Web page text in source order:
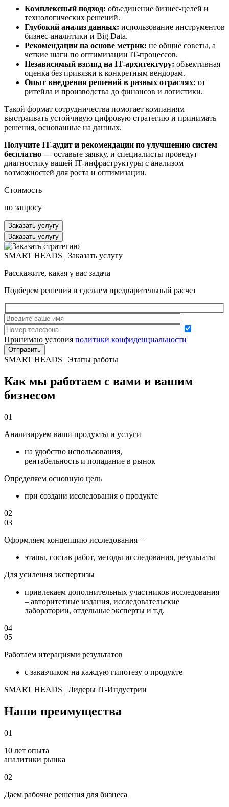
Комплексный подход: объединение бизнес-целей и
технологических решений.
Глубокий анализ данных: использование инструментов
бизнес-аналитики и Big Data.
Рекомендации на основе метрик: не общие советы, а
четкие шаги по оптимизации IT-процессов.
Независимый взгляд на IT-архитектуру: объективная
оценка без привязки к конкретным вендорам.
Опыт внедрения решений в разных отраслях: от
ритейла и производства до финансов и логистики.
Такой формат сотрудничества помогает компаниям
выстраивать устойчивую цифровую стратегию и принимать
решения, основанные на данных.
Получите IT-аудит и рекомендации по улучшению систем
бесплатно —оставьте заявку, и специалисты проведут
диагностику вашей IT-инфраструктуры с анализом
возможностей для роста и оптимизации.
Стоимость
по запросу
Заказать услугу
Заказать услугу
SMART HEADS | Заказать услугу
Расскажите, какая у вас задача
Подберем решения и сделаем предварительный расчет
Принимаю условия политики конфиденциальности
SMART HEADS | Этапы работы
Как мы работаем с вами и вашим
бизнесом
01
Анализируем ваши продукты и услуги
на удобство использования,
рентабельность и попадание в рынок
Определяем основную цель
при создани исследования о продукте
02
03
Оформляем концепцию исследования –
этапы, состав работ, методы исследования, результаты
Для усиления экспертизы
привлекаем дополнительных участников исследования
– авторитетные издания, исследовательские
лаборатории, отдельные эксперты и т.д.
04
05
Работаем итерациями результатов
с заказчиком на каждую гипотезу о продукте
SMART HEADS | Лидеры IT-Индустрии
Наши преимущества
01
10 лет опыта
аналитики рынка
02
Даем рабочие решения для бизнеса